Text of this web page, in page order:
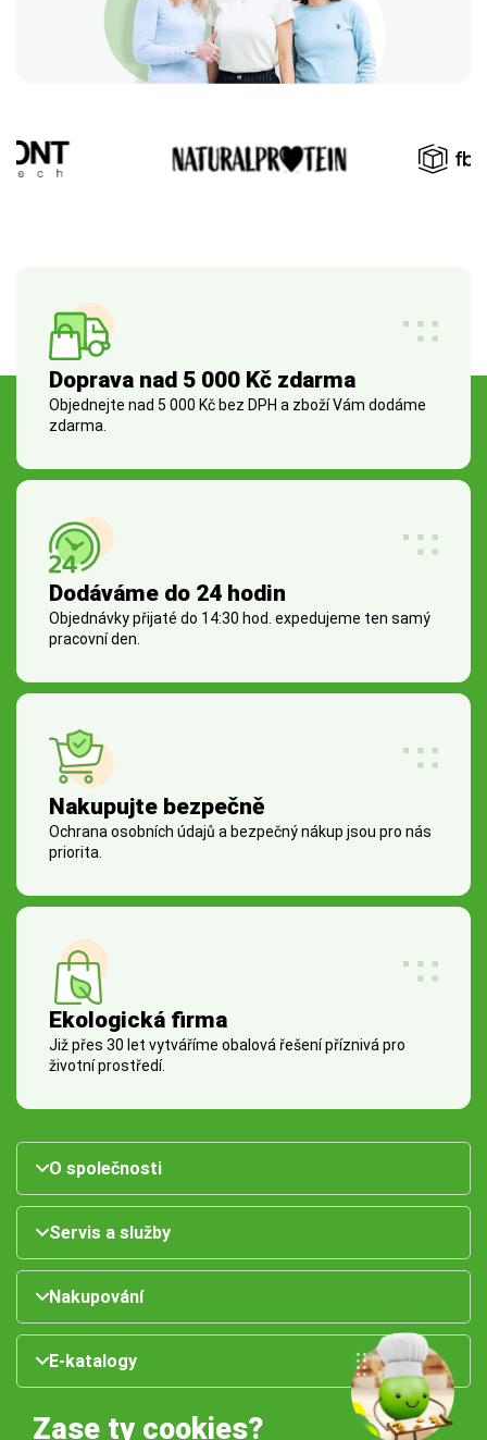
Doprava nad 5 000 Kč zdarma
Objednejte nad 5 000 Kč bez DPH a zboží Vám dodáme
zdarma.
Dodáváme do 24 hodin
Objednávky přijaté do 14:30 hod. expedujeme ten samý
pracovní den.
Nakupujte bezpečně
Ochrana osobních údajů a bezpečný nákup jsou pro nás
priorita.
Ekologická firma
Již přes 30 let vytváříme obalová řešení příznivá pro
životní prostředí.
O společnosti
Servis a služby
Nakupování
E-katalogy
Zase ty cookies?